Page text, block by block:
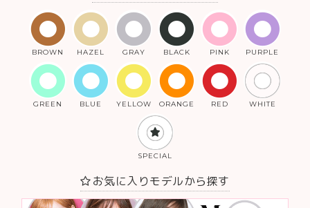
BROWN HAZEL GRAY BLACK PINK PURPLE
GREEN BLUE YELLOW ORANGE RED WHITE
SPECIAL
お気に入りモデルから探す